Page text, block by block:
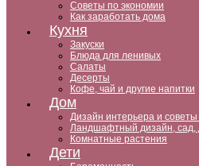
Советы по экономии
Как заработать дома
Кухня
Закуски
Блюда для ленивых
Салаты
Десерты
Кофе, чай и другие напитки
Дом
Дизайн интерьера и
Ландшафтный дизайн, сад,
Комнатные растения
Дети